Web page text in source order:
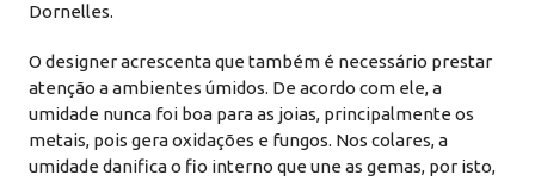
Dornelles.
O designer acrescenta que também é necessário prestar
atenção a ambientes úmidos. De acordo com ele, a
umidade nunca foi boa para as joias, principalmente os
metais, pois gera oxidações e fungos. Nos colares, a
umidade danifica o fio interno que une as gemas, por isto,